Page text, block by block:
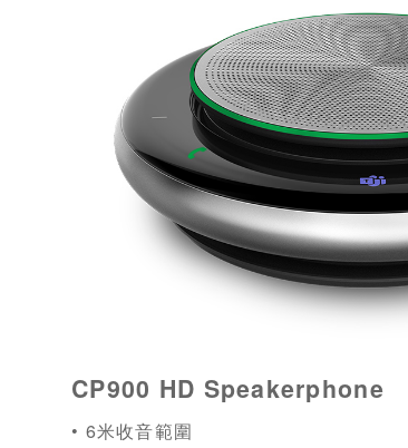
CP900 HD Speakerphone
• 6米收音範圍